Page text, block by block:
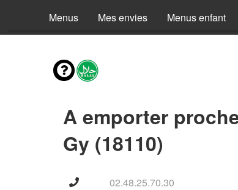
Menus Mes envies Menus enfant
A emporter
Gy (18110)
02.48.25.70.30